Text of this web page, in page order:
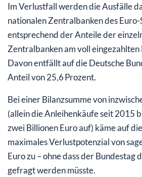
Im Verlustfall werden die Ausfälle
nationalen Zentralbanken des
entsprechend der Anteile der
Zentralbanken am voll
Davon entfällt auf die Deutsche
Anteil von 25,6 Prozent.
Bei einer Bilanzsumme von
(allein die Anleihenkäufe seit 2015
zwei Billionen Euro auf) käme auf
maximales Verlustpotenzial von
Euro zu – ohne dass der Bundestag
gefragt werden müsste.